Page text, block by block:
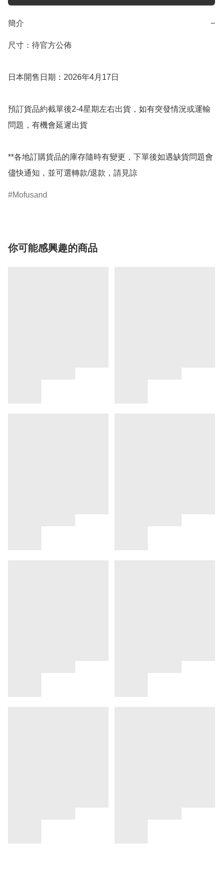
簡介 −
尺寸：待官方公佈
日本開售日期：2026年4月17日
預訂貨品約截單後2-4星期左右出貨，如有突發情況或運輸
問題，有機會延遲出貨
**各地訂購貨品的庫存隨時有變更，下單後如遇缺貨問題會
儘快通知，並可選轉款/退款，請見諒
Mofusand
你可能感興趣的商品